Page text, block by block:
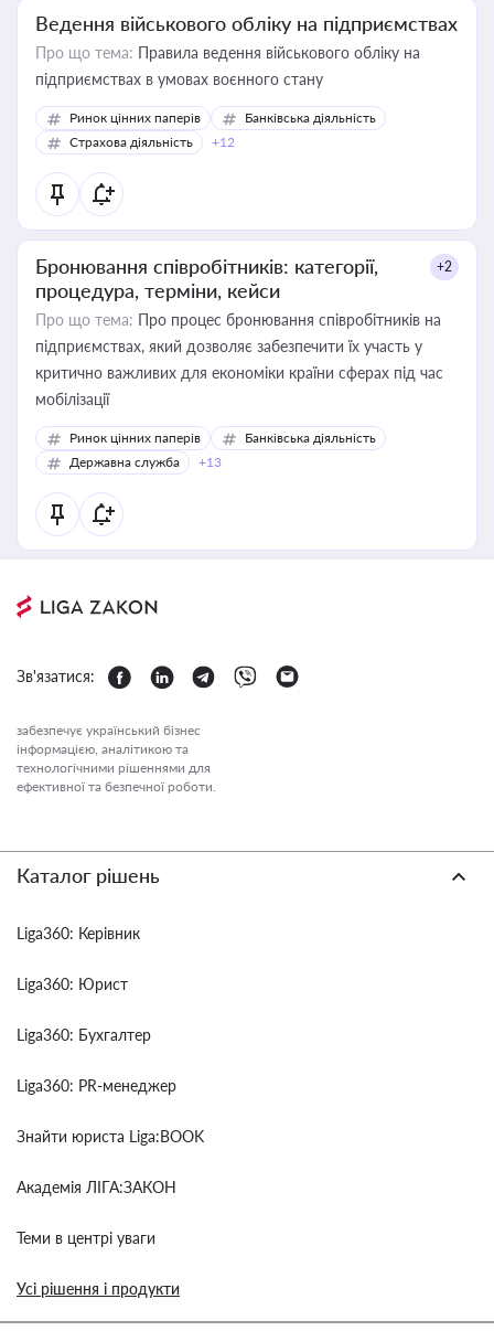
Ведення військового обліку на підприємствах
Про що тема: Правила ведення військового обліку на
підприємствах в умовах воєнного стану
Ринок цінних паперів
Банківська діяльність
Страхова діяльність
+12
Бронювання співробітників: категорії,
процедура, терміни, кейси
+2
Про що тема: Про процес бронювання співробітників на
підприємствах, який дозволяє забезпечити їх участь у
критично важливих для економіки країни сферах під час
мобілізації
Ринок цінних паперів
Банківська діяльність
Державна служба
+13
Зв'язатися:
забезпечує український бізнес
інформацією, аналітикою та
технологічними рішеннями для
ефективної та безпечної роботи.
Каталог рішень
Liga360: Керівник
Liga360: Юрист
Liga360: Бухгалтер
Liga360: PR-менеджер
Знайти юриста Liga:BOOK
Академія ЛІГА:ЗАКОН
Теми в центрі уваги
Усі рішення і продукти